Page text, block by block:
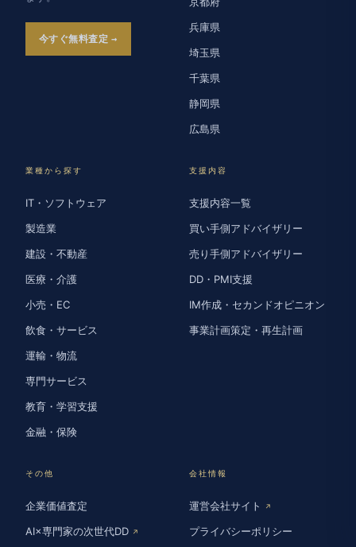
今すぐ無料査定
兵庫県
埼玉県
千葉県
静岡県
広島県
業種から探す
IT・ソフトウェア
製造業
建設・不動産
医療・介護
小売・EC
飲食・サービス
運輸・物流
専門サービス
教育・学習支援
金融・保険
支援内容
支援内容一覧
買い手側アドバイザリー
売り手側アドバイザリー
DD・PMI支援
IM作成・セカンドオピニオン
事業計画策定・再生計画
その他
企業価値査定
AI×専門家の次世代DD ↗
会社情報
運営会社サイト ↗
プライバシーポリシー